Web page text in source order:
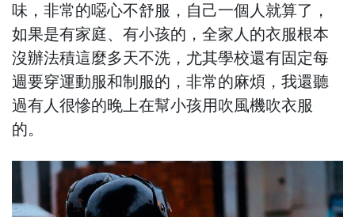
味，非常的噁心不舒服，自己一個人就算了，
如果是有家庭、有小孩的，全家人的衣服根本
沒辦法積這麼多天不洗，尤其學校還有固定每
週要穿運動服和制服的，非常的麻煩，我還聽
過有人很慘的晚上在幫小孩用吹風機吹衣服
的。